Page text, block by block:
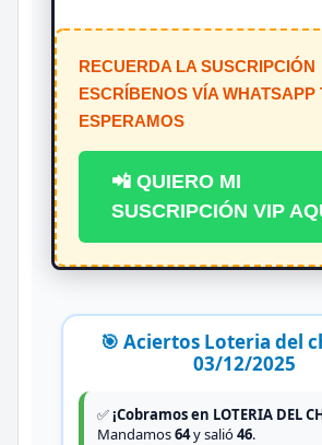
RECUERDA LA SUSCRIPCIÓN
ESCRÍBENOS VÍA WHATSAPP
ESPERAMOS
📲 QUIERO MI
SUSCRIPCIÓN VIP
🎯 Aciertos Loteria del
03/12/2025
✅¡Cobramos en LOTERIA DEL
Mandamos64y salió46.